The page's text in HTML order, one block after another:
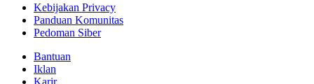
Kebijakan Privacy
Panduan Komunitas
Pedoman Siber
Bantuan
Iklan
Karir